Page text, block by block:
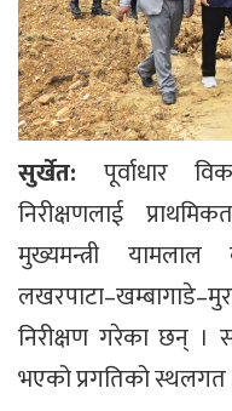
सुर्खेत: पूर्वाधार
निरीक्षणलाई
मुख्यमन्त्री
निरीक्षण गरेका छन् ।
भएको प्रगतिको